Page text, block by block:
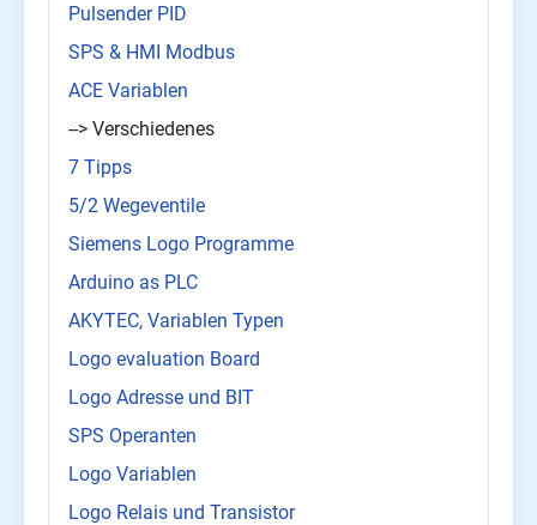
Pulsender PID
SPS & HMI Modbus
ACE Variablen
--> Verschiedenes
7 Tipps
5/2 Wegeventile
Siemens Logo Programme
Arduino as PLC
AKYTEC, Variablen Typen
Logo evaluation Board
Logo Adresse und BIT
SPS Operanten
Logo Variablen
Logo Relais und Transistor